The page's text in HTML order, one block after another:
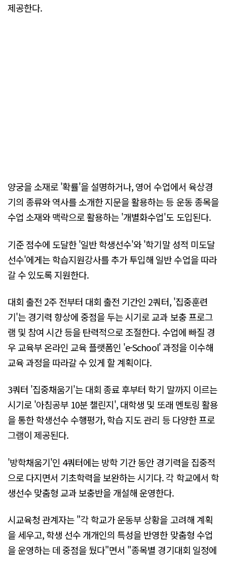
제공한다.
양궁을 소재로 '확률'을 설명하거나, 영어 수업에서 육상경
기의 종류와 역사를 소개한 지문을 활용하는 등 운동 종목을
수업 소재와 맥락으로 활용하는 '개별화수업'도 도입된다.
기준 점수에 도달한 '일반 학생선수'와 '학기말 성적 미도달
선수'에게는 학습지원강사를 추가 투입해 일반 수업을 따라
갈 수 있도록 지원한다.
대회 출전 2주 전부터 대회 출전 기간인 2쿼터, '집중훈련
기'는 경기력 향상에 중점을 두는 시기로 교과 보충 프로그
램 및 참여 시간 등을 탄력적으로 조절한다. 수업에 빠질 경
우 교육부 온라인 교육 플랫폼인 'e-School' 과정을 이수해
교육 과정을 따라갈 수 있게 할 계획이다.
3쿼터 '집중채움기'는 대회 종료 후부터 학기 말까지 이르는
시기로 '아침공부 10분 챌린지', 대학생 및 또래 멘토링 활용
을 통한 학생선수 수행평가, 학습 지도 관리 등 다양한 프로
그램이 제공된다.
'방학채움기'인 4쿼터에는 방학 기간 동안 경기력을 집중적
으로 다지면서 기초학력을 보완하는 시기다. 각 학교에서 학
생선수 맞춤형 교과 보충반을 개설해 운영한다.
시교육청 관계자는 "각 학교가 운동부 상황을 고려해 계획
을 세우고, 학생 선수 개개인의 특성을 반영한 맞춤형 수업
을 운영하는 데 중점을 뒀다"면서 "종목별 경기대회 일정에